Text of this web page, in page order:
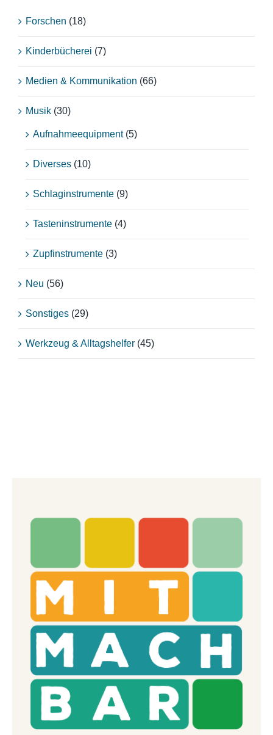
Forschen (18)
Kinderbücherei (7)
Medien & Kommunikation (66)
Musik (30)
Aufnahmeequipment (5)
Diverses (10)
Schlaginstrumente (9)
Tasteninstrumente (4)
Zupfinstrumente (3)
Neu (56)
Sonstiges (29)
Werkzeug & Alltagshelfer (45)